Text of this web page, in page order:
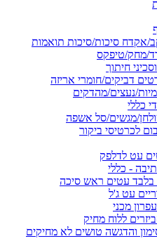
אקדח סיכות/סיכות תואמות
מחק/טיפקס
חיתוך
דביקים/חומרי אריזה
נעצים/מהדקים
כללי
מגשים/סל אשפה
לכרטיסי ביקור
עט לדלפק
- כללי
עטים ראש סיכה
עט ג'ל
מכני
ללוח מחיק
והדגשה טושים לא מחיקים